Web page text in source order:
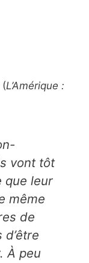
L’Amérique :
vont tôt
que leur
même
de
À peu